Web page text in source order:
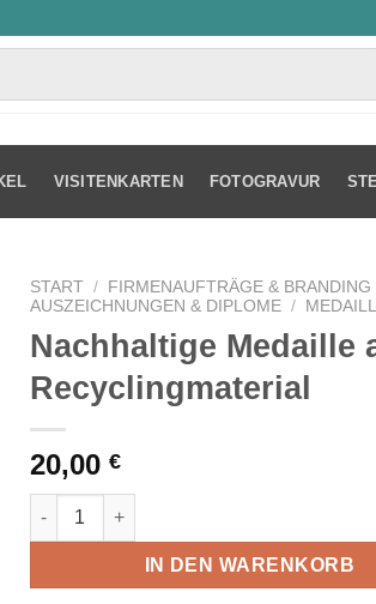
VISITENKARTEN FOTOGRAVUR
START / FIRMENAUFTRÄGE & BRANDING
AUSZEICHNUNGEN & DIPLOME /
Nachhaltige Medaille
Recyclingmaterial
20,00 €
Nachhaltige Medaille aus
IN DEN WARENKORB